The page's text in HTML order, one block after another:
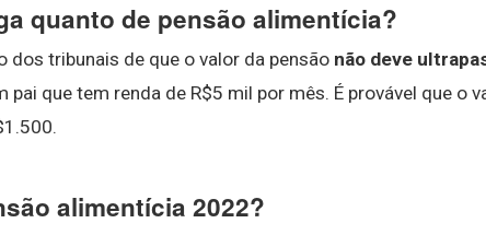
quanto de pensão alimentícia?
dos tribunais de que o valor da pensão não deve
pai que tem renda de R$5 mil por mês. É provável que o
alimentícia 2022?